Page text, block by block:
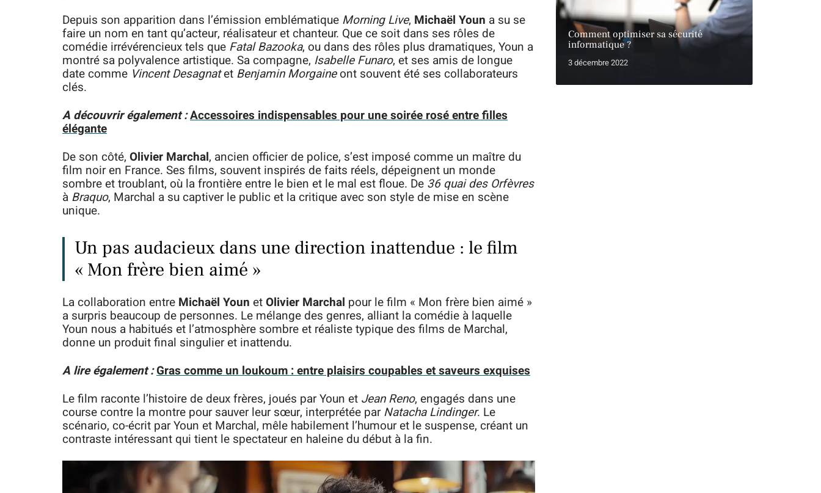
Depuis son apparition dans l’émission emblématique Morning Live, Michaël Youn a su se
faire un nom en tant qu’acteur, réalisateur et chanteur. Que ce soit dans ses rôles de
comédie irrévérencieux tels que Fatal Bazooka, ou dans des rôles plus dramatiques, Youn a
montré sa polyvalence artistique. Sa compagne, Isabelle Funaro, et ses amis de longue
date comme Vincent Desagnatet Benjamin Morgaineont souvent été ses collaborateurs
clés.
A découvrir également :Accessoires indispensables pour une soirée rosé entre filles
élégante
De son côté, Olivier Marchal, ancien officier de police, s’est imposé comme un maître du
film noir en France. Ses films, souvent inspirés de faits réels, dépeignent un monde
sombre et troublant, où la frontière entre le bien et le mal est floue. De 36 quai des Orfèvres
à Braquo, Marchal a su captiver le public et la critique avec son style de mise en scène
unique.
Un pas audacieux dans une direction inattendue : le film
« Mon frère bien aimé »
La collaboration entre Michaël Youn etOlivier Marchal pour le film « Mon frère bien aimé »
a surpris beaucoup de personnes. Le mélange des genres, alliant la comédie à laquelle
Youn nous a habitués et l’atmosphère sombre et réaliste typique des films de Marchal,
donne un produit final singulier et inattendu.
A lire également :Gras comme un loukoum : entre plaisirs coupables et saveurs exquises
Le film raconte l’histoire de deux frères, joués par Youn et Jean Reno, engagés dans une
course contre la montre pour sauver leur sœur, interprétée parNatacha Lindinger. Le
scénario, co-écrit par Youn et Marchal, mêle habilement l’humour et le suspense, créant un
contraste intéressant qui tient le spectateur en haleine du début à la fin.
Comment optimiser sa sécurité
informatique ?
3 décembre 2022